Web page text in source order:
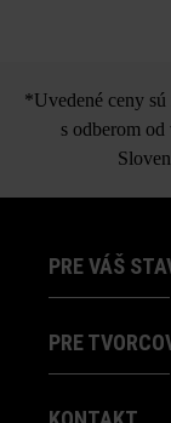
*Uvedené ceny sú
s odberom
PRE VÁŠ
PRE